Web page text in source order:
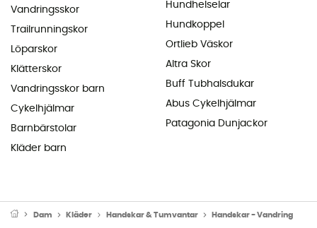
Vandringsskor
Trailrunningskor
Löparskor
Klätterskor
Vandringsskor barn
Cykelhjälmar
Barnbärstolar
Kläder barn
Hundhelselar
Hundkoppel
Ortlieb Väskor
Altra Skor
Buff Tubhalsdukar
Abus Cykelhjälmar
Patagonia Dunjackor
Dam Kläder Handskar & Tumvantar Handskar - Vandring